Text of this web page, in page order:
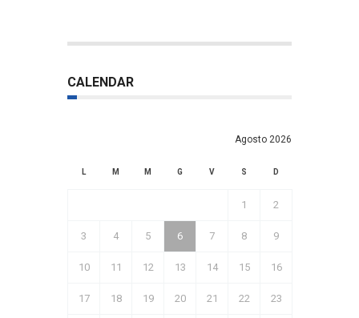
CALENDAR
Agosto 2026
L M M G V S D
1 2
3 4 5 6 7 8 9
10 11 12 13 14 15 16
17 18 19 20 21 22 23